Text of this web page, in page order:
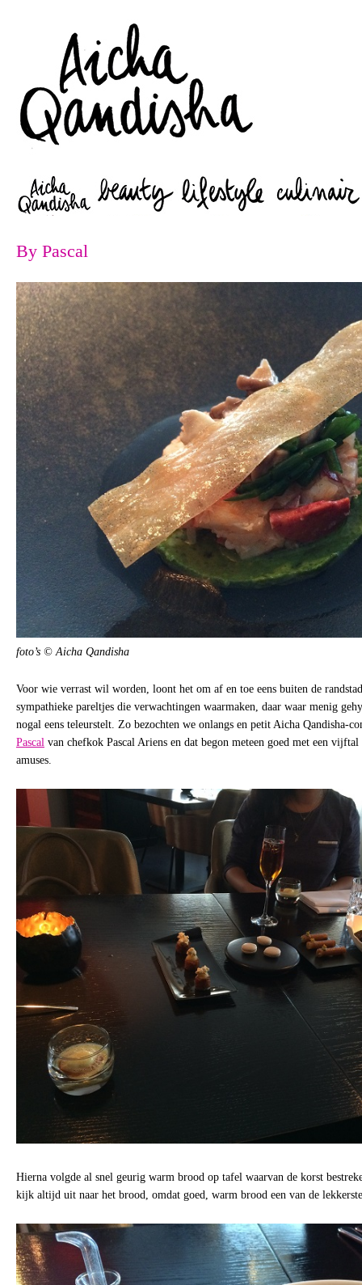
By Pascal
foto’s © Aicha Qandisha
Voor wie verrast wil worden, loont het om af en toe eens buiten de
sympathieke pareltjes die verwachtingen waarmaken, daar waar menig
nogal eens teleurstelt. Zo bezochten we onlangs en petit Aicha Qandisha-
Pascal van chefkok Pascal Ariens en dat begon meteen goed met een vijftal
amuses.
Hierna volgde al snel geurig warm brood op tafel waarvan de korst
kijk altijd uit naar het brood, omdat goed, warm brood een van de